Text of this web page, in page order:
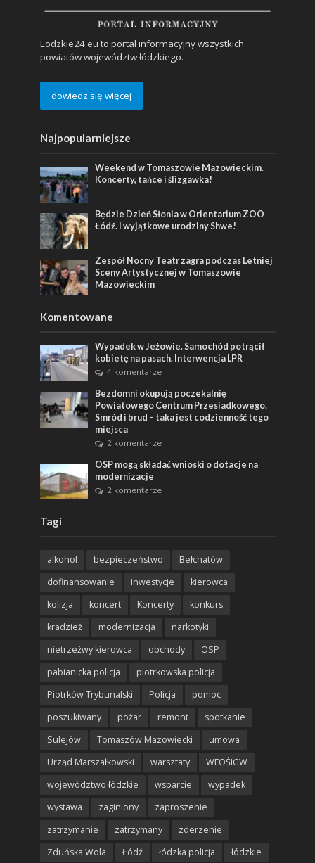
Lodzkie24.eu to portal informacyjny wszystkich
powiatów województw łódzkiego.
dowiedz się więcej
Najpopularniejsze
Weekend w Tomaszowie Mazowieckim.
Koncerty, tańce i ślizgawka!
Będzie Dzień Słonia w Orientarium ZOO
Łódź. I wyjątkowe urodziny Shwe!
Zespół Nocny Teatr zagra podczas Letniej
Sceny Artystycznej w Tomaszowie
Mazowieckim
Komentowane
Wypadek w Jeżowie. Samochód potrącił
kobietę na pasach. Interwencja LPR
4 komentarze
Bezdomni okupują poczekalnię
Powiatowego Centrum Przesiadkowego.
Smród i brud – taka jest codzienność tego
miejsca
2 komentarze
OSP mogą składać wnioski o dotacje na
modernizacje
2 komentarze
Tagi
alkohol bezpieczeństwo
Bełchatów
dofinansowanie
inwestycje
kierowca
kolizja
koncert Koncerty
konkurs
kradzież
modernizacja
narkotyki
nietrzeźwy kierowca
obchody
OSP
pabianicka policja
piotrkowska policja
Piotrków Trybunalski
Policja
pomoc
poszukiwany
pożar remont
spotkanie
Sulejów
Tomaszów Mazowiecki
umowa
Urząd Marszałkowski
warsztaty
WFOŚIGW
województwo łódzkie
wsparcie
wypadek
wystawa
zaginiony
zaproszenie
zatrzymanie
zatrzymany
zderzenie
Zduńska Wola
Łódź łódzka policja łódzkie